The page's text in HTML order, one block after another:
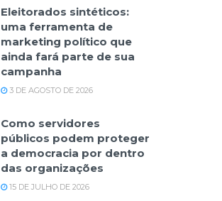
Eleitorados sintéticos:
uma ferramenta de
marketing político que
ainda fará parte de sua
campanha
3 DE AGOSTO DE 2026
Como servidores
públicos podem proteger
a democracia por dentro
das organizações
15 DE JULHO DE 2026